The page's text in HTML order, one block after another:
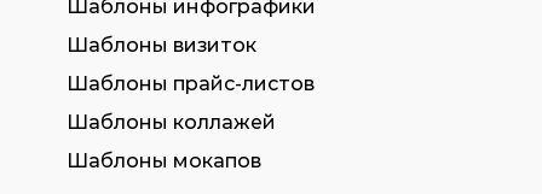
Шаблоны инфографики
Шаблоны визиток
Шаблоны прайс-листов
Шаблоны коллажей
Шаблоны мокапов